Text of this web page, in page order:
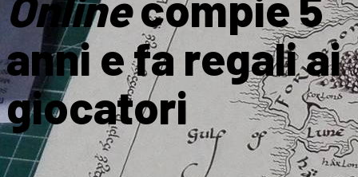
anni e fa regali ai
giocatori